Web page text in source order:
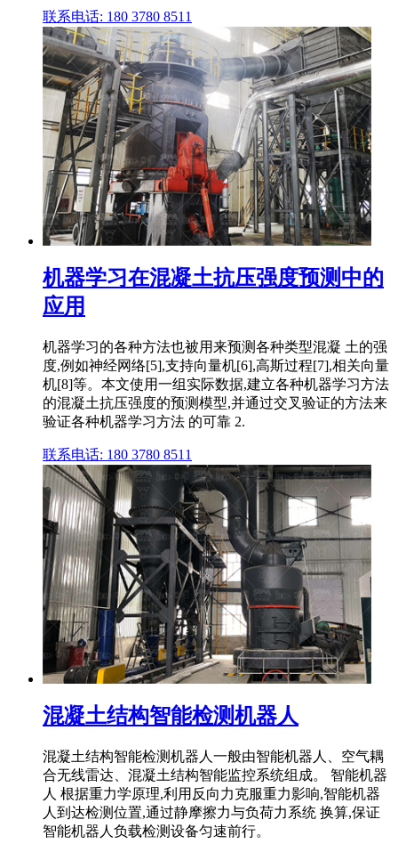
联系电话: 180 3780 8511
机器学习在混凝土抗压强度预测中的
应用
机器学习的各种方法也被用来预测各种类型混凝 土的强
度,例如神经网络[5],支持向量机[6],高斯过程[7],相关向量
机[8]等。本文使用一组实际数据,建立各种机器学习方法
的混凝土抗压强度的预测模型,并通过交叉验证的方法来
验证各种机器学习方法 的可靠 2.
联系电话: 180 3780 8511
混凝土结构智能检测机器人
混凝土结构智能检测机器人一般由智能机器人、空气耦
合无线雷达、混凝土结构智能监控系统组成。 智能机器
人 根据重力学原理,利用反向力克服重力影响,智能机器
人到达检测位置,通过静摩擦力与负荷力系统 换算,保证
智能机器人负载检测设备匀速前行。